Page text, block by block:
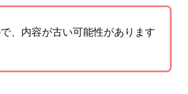
、内容が古い可能性があります